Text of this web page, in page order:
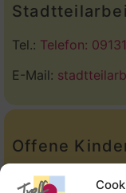
Tel.: Telefon:
E-Mail:
Offene
Tel.:Telefon: